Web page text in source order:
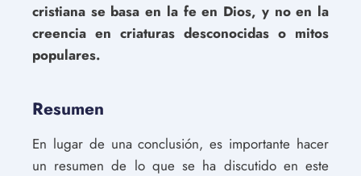
cristiana se basa en la fe en Dios, y no en la
creencia en criaturas desconocidas o mitos
populares.
Resumen
En lugar de una conclusión, es importante hacer
un resumen de lo que se ha discutido en este